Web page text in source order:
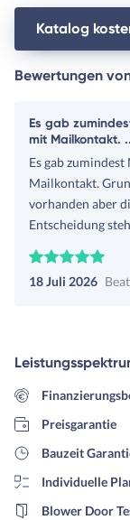
Katalog
Bewertungen
Es gab
mit Mailkontakt.
Es gab
Mailkontakt.
vorhanden aber
Entscheidung
veräußern um die
eines Kredites zu
18 Juli 2026
Preisgarantie
Bauzeit
Individuelle
Blower Door